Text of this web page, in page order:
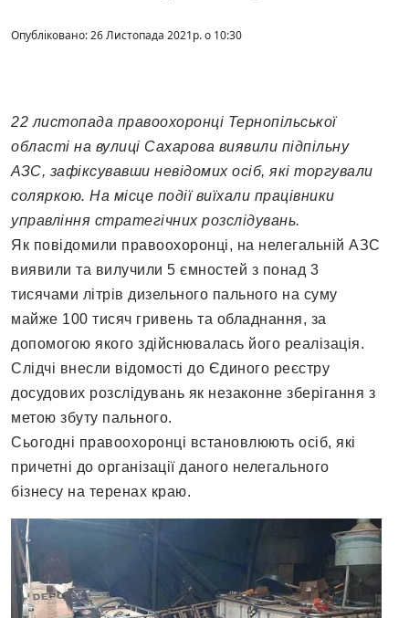
Опубліковано: 26 Листопада 2021р. о 10:30
22 листопада правоохоронці Тернопільської
області на вулиці Сахарова виявили підпільну
АЗС, зафіксувавши невідомих осіб, які торгували
соляркою. На місце події виїхали працівники
управління стратегічних розслідувань.
Як повідомили правоохоронці, на нелегальній АЗС
виявили та вилучили 5 ємностей з понад 3
тисячами літрів дизельного пального на суму
майже 100 тисяч гривень та обладнання, за
допомогою якого здійснювалась його реалізація.
Слідчі внесли відомості до Єдиного реєстру
досудових розслідувань як незаконне зберігання з
метою збуту пального.
Сьогодні правоохоронці встановлюють осіб, які
причетні до організації даного нелегального
бізнесу на теренах краю.